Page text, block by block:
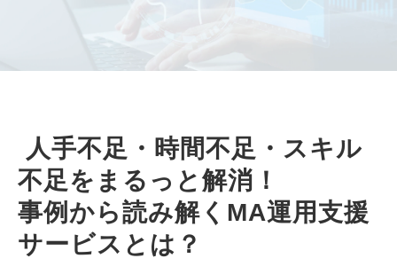
不足をまるっと解消！
事例から読み解くMA運用支援
サービスとは？